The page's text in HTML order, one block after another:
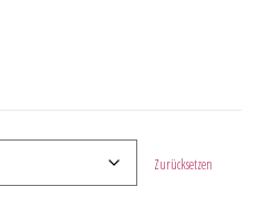
Zurücksetzen